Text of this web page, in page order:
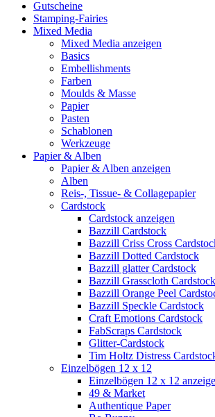
Gutscheine
Stamping-Fairies
Mixed Media
Mixed Media anzeigen
Basics
Embellishments
Farben
Moulds & Masse
Papier
Pasten
Schablonen
Werkzeuge
Papier & Alben
Papier & Alben anzeigen
Alben
Reis-, Tissue- & Collagepapier
Cardstock
Cardstock anzeigen
Bazzill Cardstock
Bazzill Criss Cross
Bazzill Dotted Cardstock
Bazzill glatter Cardstock
Bazzill Grasscloth Cardstock
Bazzill Orange Peel
Bazzill Speckle Cardstock
Craft Emotions Cardstock
FabScraps Cardstock
Glitter-Cardstock
Tim Holtz Distress
Einzelbögen 12 x 12
Einzelbögen 12 x 12
49 & Market
Authentique Paper